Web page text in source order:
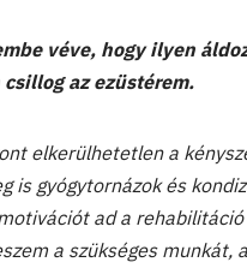
véve, hogy ilyen
az ezüstérem.
elkerülhetetlen a
is gyógytornázok és
ad a
a szükséges munkát,